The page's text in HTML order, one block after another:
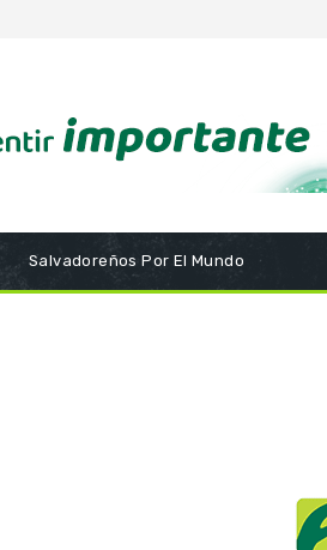
Salvadoreños Por El Mundo